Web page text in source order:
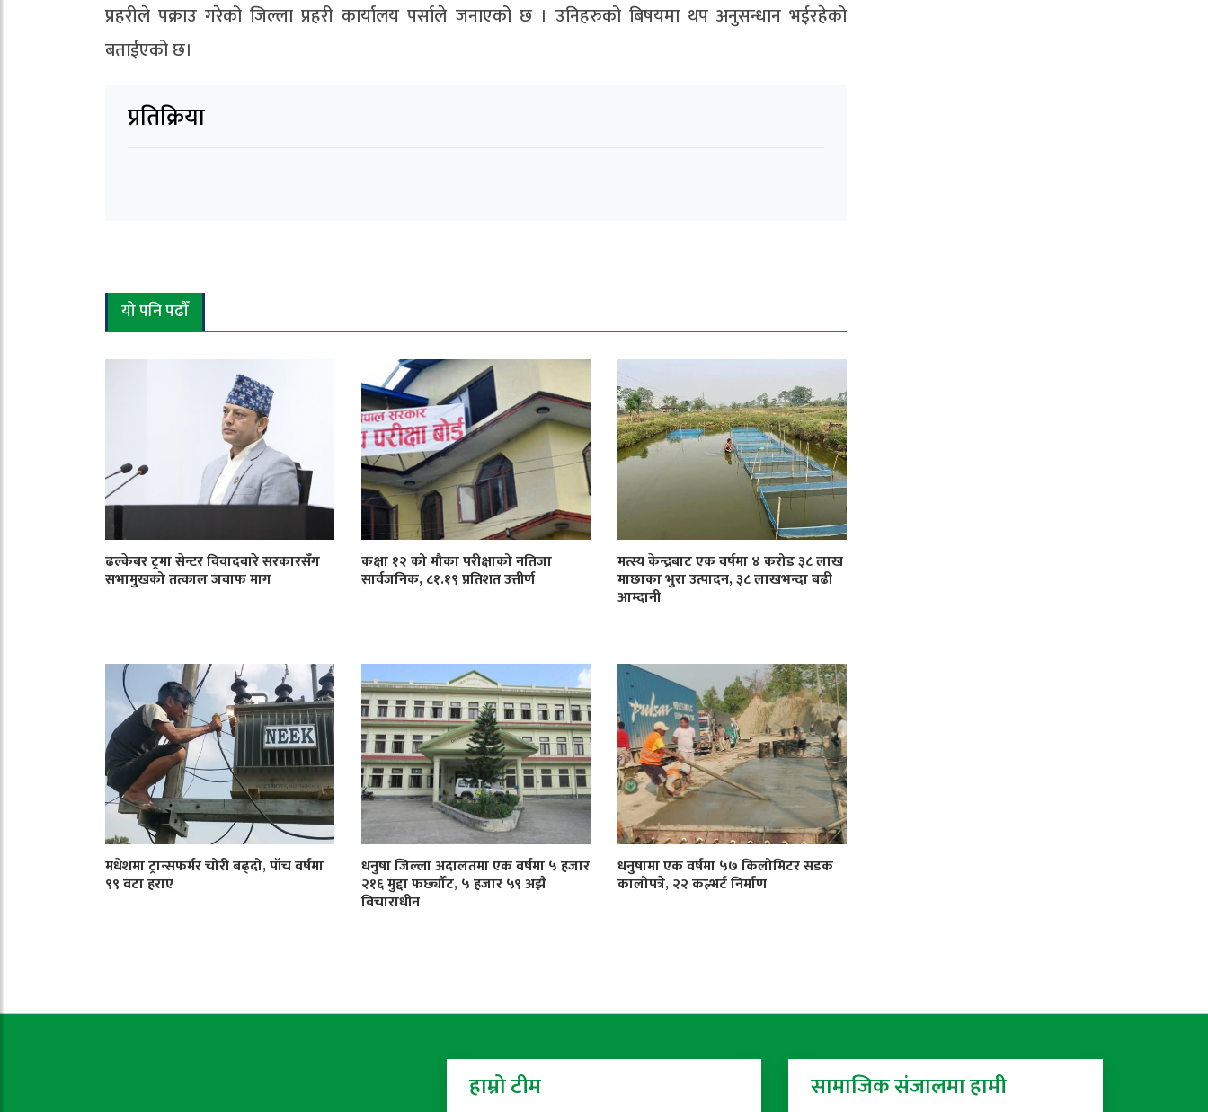
प्रहरीले पक्राउ गरेको जिल्ला प्रहरी कार्यालय पर्साले जनाएको छ । उनिहरुको बिषयमा थप अनुसन्धान भईरहेको
बताईएको छ।
प्रतिक्रिया
यो पनि पढौँ
ढल्केबर ट्रमा सेन्टर विवादबारे सरकारसँग
सभामुखको तत्काल जवाफ माग
कक्षा १२ को मौका परीक्षाको नतिजा
सार्वजनिक, ८१.१९ प्रतिशत उत्तीर्ण
मत्स्य केन्द्रबाट एक वर्षमा ४ करोड ३८ लाख
माछाका भुरा उत्पादन, ३८ लाखभन्दा बढी
आम्दानी
मधेशमा ट्रान्सफर्मर चोरी बढ्दो, पाँच वर्षमा
९९ वटा हराए
धनुषा जिल्ला अदालतमा एक वर्षमा ५ हजार
२१६ मुद्दा फर्छ्यौट, ५ हजार ५९ अझै
विचाराधीन
धनुषामा एक वर्षमा ५७ किलोमिटर सडक
कालोपत्रे, २२ कल्भर्ट निर्माण
हाम्रो टीम सामाजिक संजालमा हामी